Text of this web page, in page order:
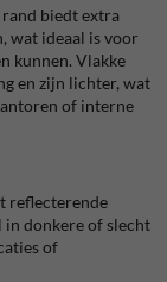
biedt extra
wat ideaal is voor
kunnen. Vlakke
en zijn lichter, wat
of interne
reflecterende
donkere of slecht
of